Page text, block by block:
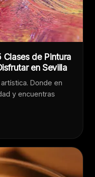
Clases de Pintura
en Sevilla
Donde en
y encuentras